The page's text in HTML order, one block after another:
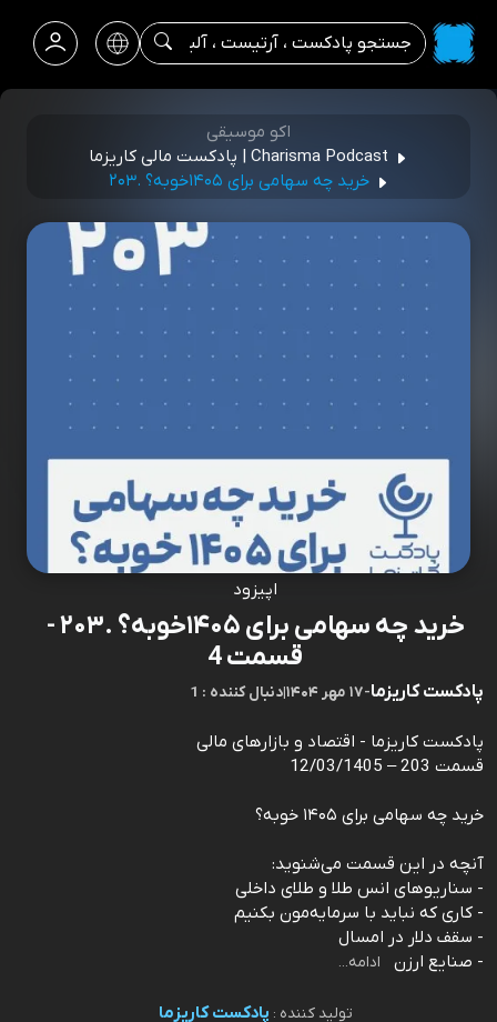
اکو موسیقی
Charisma Podcast | پادکست مالی کاریزما
خرید چه سهامی برای ۱۴۰۵خوبه؟ .۲۰۳
اپیزود
خرید چه سهامی برای ۱۴۰۵خوبه؟ .۲۰۳ -
قسمت 4
پادکست کاریزما-۱۷ مهر ۱۴۰۴ |1 : دنبال کننده
پادکست کاریزما - اقتصاد و بازارهای مالی
قسمت 203 – 12/03/1405
خرید چه سهامی برای ۱۴۰۵ خوبه؟
آنچه در این قسمت می‌شنوید:
- سناریوهای انس طلا و طلای داخلی
- کاری که نباید با سرمایه‌مون بکنیم
- سقف دلار در امسال
- صنایع ارزن
ادامه...
تولید کننده : پادکست کاریزما